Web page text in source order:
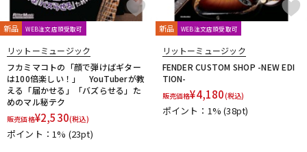
新品 WEB注文店頭受取可
リットーミュージック
フカミマコトの「顔で弾けばギター
は100倍楽しい！」 YouTuberが教
える「届かせる」「バズらせる」た
めのマル秘テク
販売価格¥2,530(税込)
ポイント：1% (23pt)
新品 WEB注文店頭受取可
リットーミュージック
FENDER CUSTOM SHOP -NEW EDI
TION-
販売価格¥4,180(税込)
ポイント：1%(38pt)